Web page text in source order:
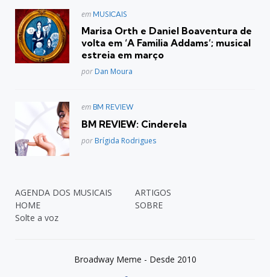
Postado
em
em MUSICAIS
Marisa Orth e Daniel Boaventura de
volta em ‘A Familia Addams’; musical
estreia em março
Posted
por Dan Moura
Postado
em BM REVIEW
BM REVIEW: Cinderela
Posted
por Brígida Rodrigues
AGENDA DOS MUSICAIS
ARTIGOS
HOME
SOBRE
Solte a voz
Broadway Meme - Desde 2010